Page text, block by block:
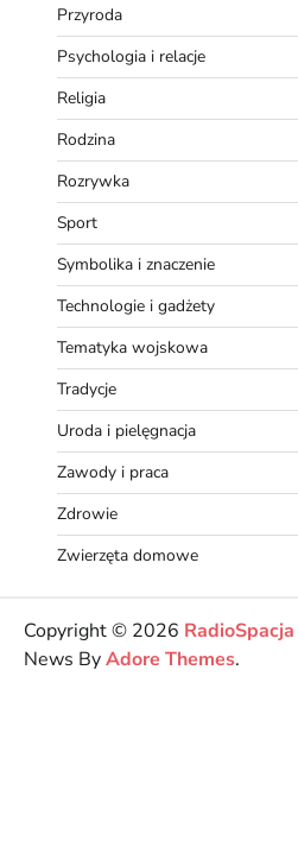
Przyroda
Psychologia i relacje
Religia
Rodzina
Rozrywka
Sport
Symbolika i znaczenie
Technologie i gadżety
Tematyka wojskowa
Tradycje
Uroda i pielęgnacja
Zawody i praca
Zdrowie
Zwierzęta domowe
Copyright © 2026 RadioSpacja
News ByAdore Themes.